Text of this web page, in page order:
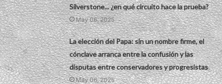
Silverstone... ¿en qué circuito hace la prueba?
May 06, 2025
La elección del Papa: sin un nombre firme, el
cónclave arranca entre la confusión y las
disputas entre conservadores y progresistas
May 06, 2025